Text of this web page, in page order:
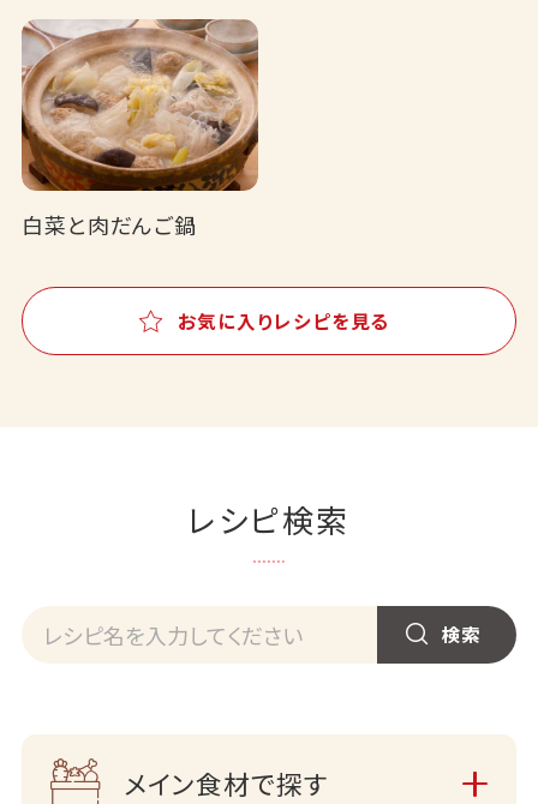
白菜と肉だんご鍋
お気に入りレシピを見る
レシピ検索
メイン食材で探す